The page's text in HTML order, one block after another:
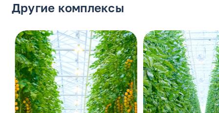
Другие комплексы